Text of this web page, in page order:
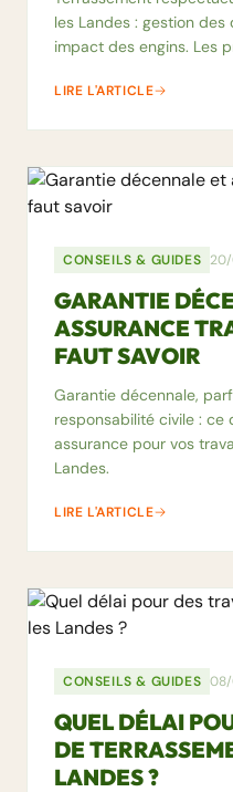
les Landes : gestion
impact des engins. Les
LIRE L'ARTICLE
CONSEILS & GUIDES
GARANTIE
ASSURANCE
FAUT SAVOIR
Garantie décennale,
responsabilité civile : ce
assurance pour vos
Landes.
LIRE L'ARTICLE
CONSEILS & GUIDES
QUEL DÉLAI
DE
LANDES ?